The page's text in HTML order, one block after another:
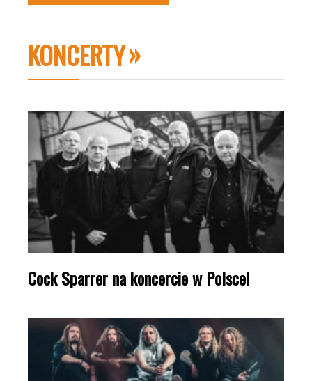
KONCERTY
Cock Sparrer na koncercie w Polsce!